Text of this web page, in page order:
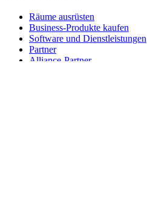
Räume ausrüsten
Business-Produkte kaufen
Software und Dienstleistungen
Partner
Alliance-Partner